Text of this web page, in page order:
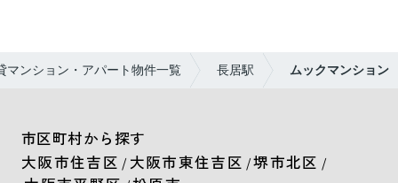
マンション・アパート物件一覧 長居駅 ムックマンション
市区町村から探す
大阪市住吉区 / 大阪市東住吉区 /堺市北区 /